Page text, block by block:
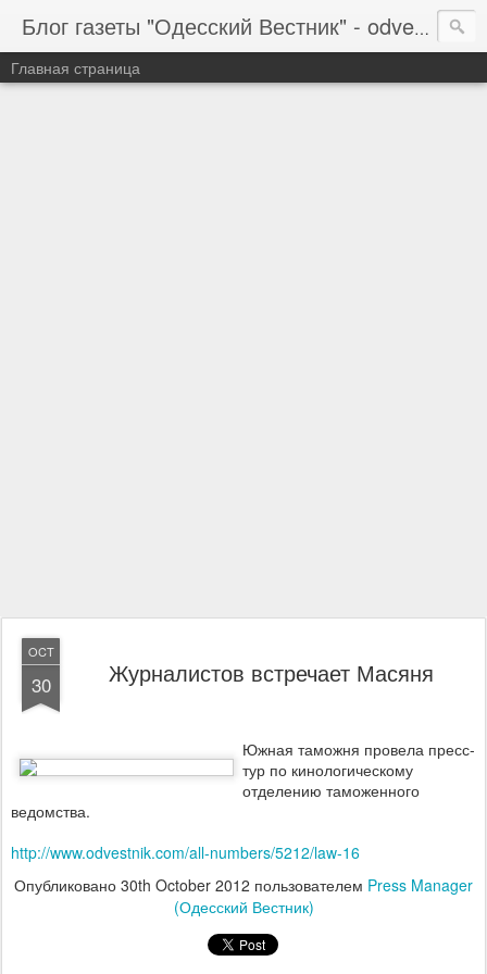
Блог газеты "Одесский Вестник" - odvestnik.com.ua, odvestnik.com
Главная страница
OCT
30 Журналистов встречает Масяня
Южная таможня провела пресс-
тур по кинологическому
отделению таможенного
ведомства.
http://www.odvestnik.com/all-numbers/5212/law-16
Опубликовано 30th October 2012 пользователем Press Manager
(Одесский Вестник)